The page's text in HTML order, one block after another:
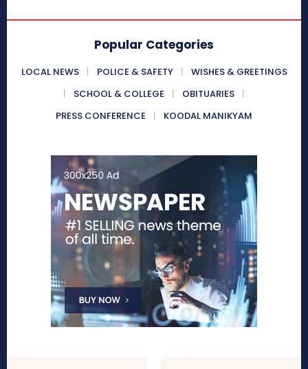
Popular Categories
LOCAL NEWS POLICE & SAFETY
WISHES & GREETINGS
SCHOOL & COLLEGE
OBITUARIES
PRESS CONFERENCE
KOODAL MANIKYAM